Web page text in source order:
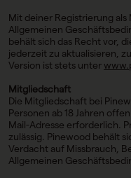
Mit deiner Registrierung
Allgemeinen
behält sich das Recht vor,
jederzeit zu aktualisieren,
Version ist stets unter
Mitgliedschaft
Die Mitgliedschaft bei
Personen ab 18 Jahren
Mail-Adresse erforderlich.
zulässig. Pinewood behält
Verdacht auf Missbrauch,
Allgemeinen